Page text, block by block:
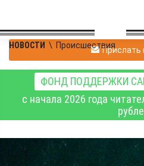
НОВОСТИ \ ПроисшествияПрислать
ФОНД ПОДДЕРЖКИ
с начала 2026 года
Сводка